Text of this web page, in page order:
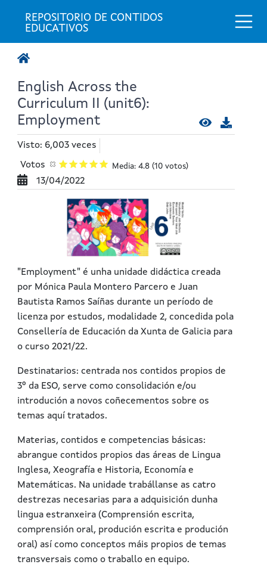
REPOSITORIO DE CONTIDOS
EDUCATIVOS
English Across the
Curriculum II (unit6):
Employment
Visto: 6,003 veces
Votos Media: 4.8 (10 votos)
13/04/2022
"Employment" é unha unidade didáctica creada
por Mónica Paula Montero Parcero e Juan
Bautista Ramos Saíñas durante un período de
licenza por estudos, modalidade 2, concedida pola
Consellería de Educación da Xunta de Galicia para
o curso 2021/22.
Destinatarios: centrada nos contidos propios de
3º da ESO, serve como consolidación e/ou
introdución a novos coñecementos sobre os
temas aquí tratados.
Materias, contidos e competencias básicas:
abrangue contidos propios das áreas de Lingua
Inglesa, Xeografía e Historia, Economía e
Matemáticas. Na unidade trabállanse as catro
destrezas necesarias para a adquisición dunha
lingua estranxeira (Comprensión escrita,
comprensión oral, produción escrita e produción
oral) así como conceptos máis propios de temas
transversais como o traballo en equipo.